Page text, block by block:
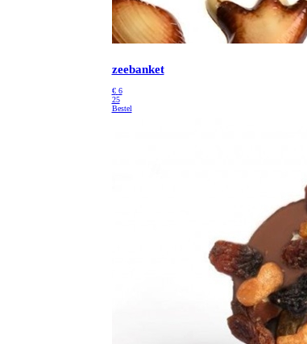
zeebanket
€ 6
25
Bestel